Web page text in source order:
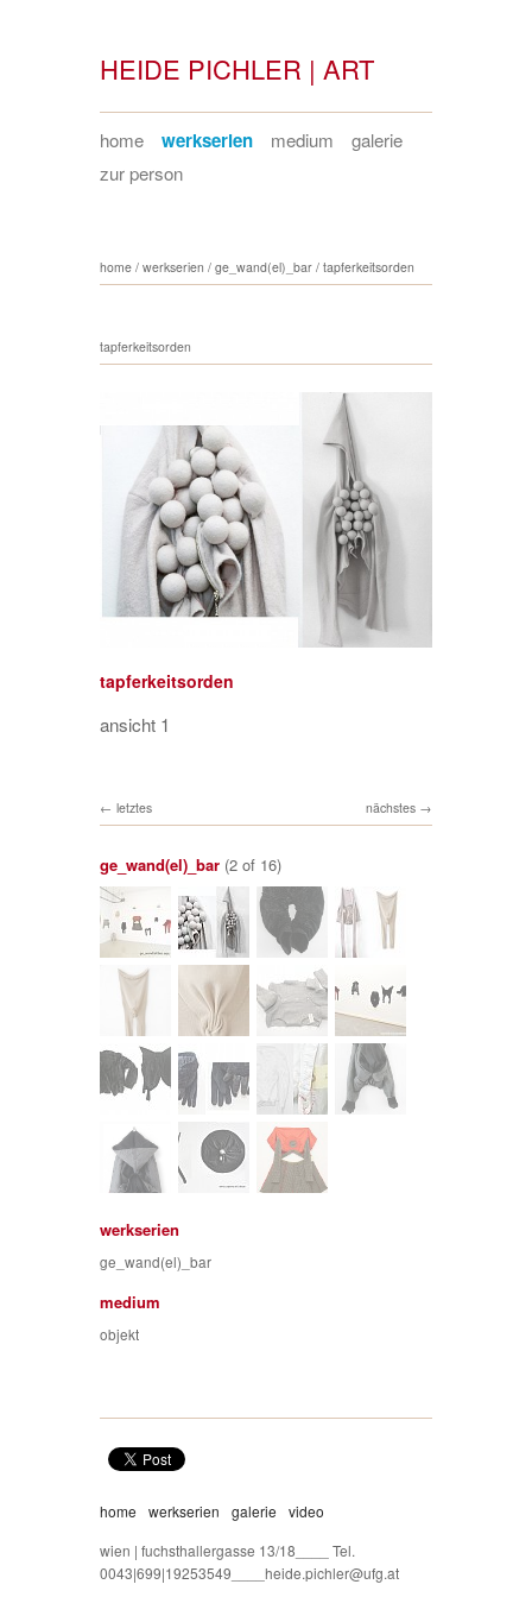
HEIDE PICHLER | ART
home werkserien medium
galerie
zur person
home / werkserien / ge_wand(el)_bar / tapferkeitsorden
tapferkeitsorden
tapferkeitsorden
ansicht 1
nächstes
letztes
ge_wand(el)_bar (2 of 16)
werkserien
ge_wand(el)_bar
medium
objekt
home werkserien galerie
video
wien | fuchsthallergasse 13/18____ Tel.
0043|699|19253549____heide.pichler@ufg.at